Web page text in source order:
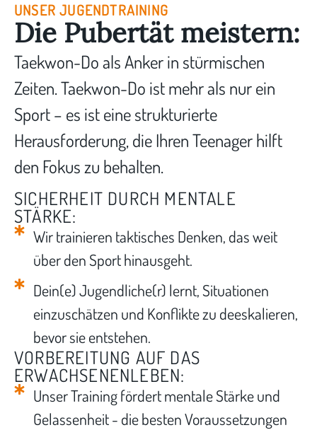
UNSER JUGENDTRAINING
Die Pubertät meistern:
Taekwon-Do als Anker in stürmischen
Zeiten. Taekwon-Do ist mehr als nur ein
Sport – es ist eine strukturierte
Herausforderung, die Ihren Teenager hilft
den Fokus zu behalten.
SICHERHEIT DURCH MENTALE
STÄRKE:
Wir trainieren taktisches Denken, das weit
über den Sport hinausgeht.
Dein(e) Jugendliche(r) lernt, Situationen
einzuschätzen und Konflikte zu deeskalieren,
bevor sie entstehen.
VORBEREITUNG AUF DAS
ERWACHSENENLEBEN:
Unser Training fördert mentale Stärke und
Gelassenheit - die besten Voraussetzungen